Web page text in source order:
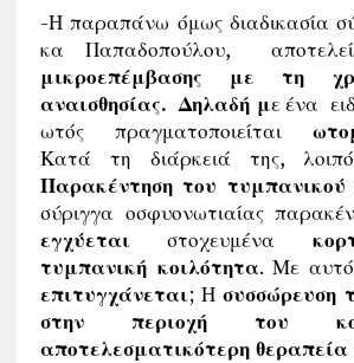
-Η παραπάνω όμως διαδικασία
κα Παπαδοπούλου,
μικροεπέμβασης με τη
αναισθησίας. Δηλαδή με ένα
ωτός πραγματοποιείται
Κατά τη διάρκειά της,
Παρακέντηση του
σύριγγα οσφυονωτιαίας
εγχύεταιστοχευμένα
τυμπανική κοιλότητα. Με
επιτυγχάνεται; Η συσσώρευση
στην περιοχή του
αποτελεσματικότερη θεραπεία